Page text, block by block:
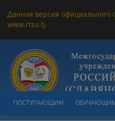
Данная версия официального
www.rtsu.tj
ПОСТУПАЮЩИМ